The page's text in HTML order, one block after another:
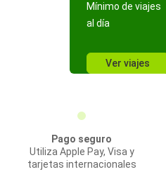
Mínimo de viajes
al día
Ver viajes
Pago seguro
Utiliza Apple Pay, Visa y
tarjetas internacionales